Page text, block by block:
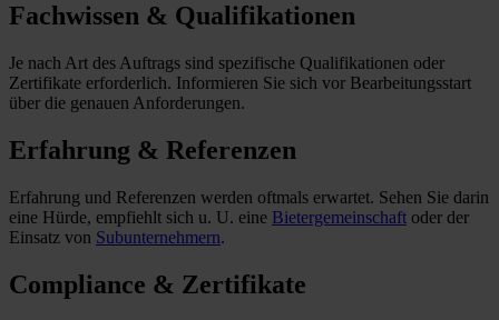
Fachwissen & Qualifikationen
Je nach Art des Auftrags sind spezifische Qualifikationen oder
Zertifikate erforderlich. Informieren Sie sich vor Bearbeitungsstart
über die genauen Anforderungen.
Erfahrung & Referenzen
Erfahrung und Referenzen werden oftmals erwartet. Sehen Sie darin
eine Hürde, empfiehlt sich u. U. eine Bietergemeinschaft oder der
Einsatz von Subunternehmern.
Compliance & Zertifikate